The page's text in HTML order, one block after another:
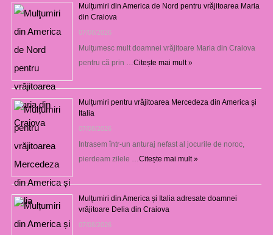
Mulţumiri din America de Nord pentru vrăjitoarea Maria
din Craiova
07/08/2026
Mulţumesc mult doamnei vrăjitoare Maria din Craiova
pentru că prin … Citește mai mult »
Mulțumiri pentru vrăjitoarea Mercedeza din America și
Italia
07/08/2026
Intrasem într-un anturaj nefast al jocurile de noroc,
pierdeam zilele … Citește mai mult »
Mulțumiri din America și Italia adresate doamnei
vrăjitoare Delia din Craiova
07/08/2026